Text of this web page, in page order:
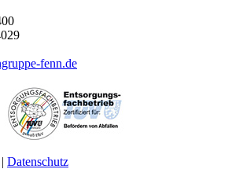
fenn.de
| Datenschutz